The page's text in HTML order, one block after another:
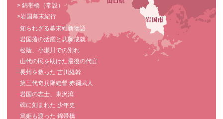
> 錦帯橋（常設）
>岩国幕末紀行
知られざる幕末維新物語
岩国藩の活躍と悲願成就
松陰、小瀬川での別れ
山代の民を助けた最後の代官
長州を救った 吉川経幹
第三代奇兵隊総督 赤禰武人
岩国の志士、東沢瀉
碑に刻まれた 少年史
篤姫も渡った 錦帯橋